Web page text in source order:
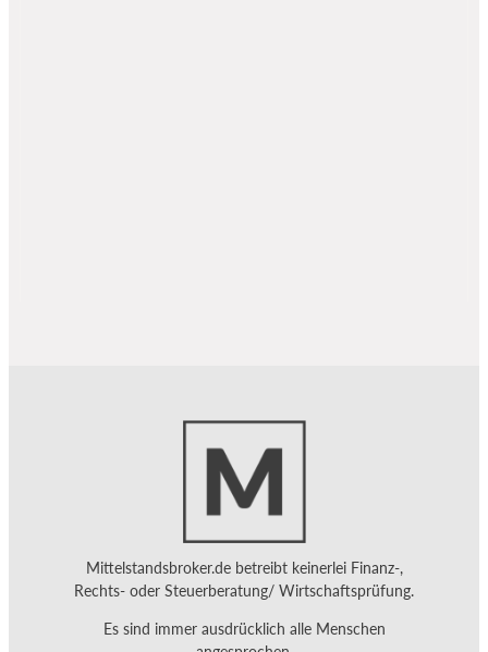
Mittelstandsbroker.de betreibt keinerlei Finanz-,
Rechts- oder Steuerberatung/ Wirtschaftsprüfung.
Es sind immer ausdrücklich alle Menschen